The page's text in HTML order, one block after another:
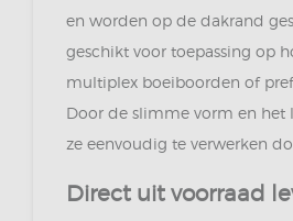
en worden op de dakrand
geschikt voor toepassing op
multiplex boeiboorden of
Door de slimme vorm en het
ze eenvoudig te verwerken
Direct uit voorraad